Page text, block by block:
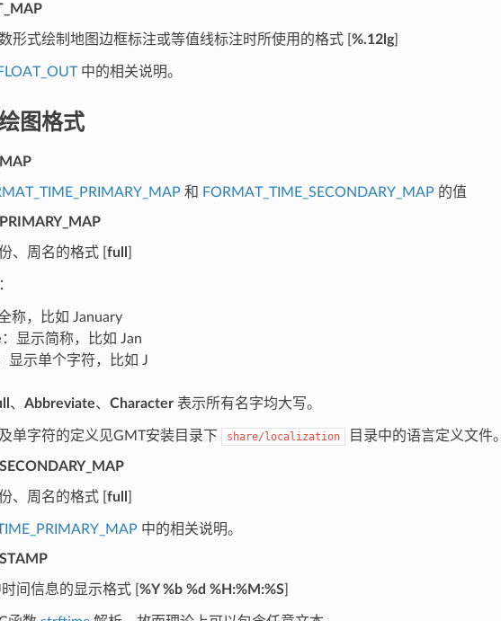
形式绘制地图边框标注或等值线标注时所使用的格式 [ %.12lg]
中的相关说明。
图格式
和 FORMAT_TIME_SECONDARY_MAP 的值
、周名的格式 [ full
称，比如 January
：显示简称，比如 Jan
显示单个字符，比如 J
、 Abbreviate、 Character表示所有名字均大写。
单字符的定义见GMT安装目录下 share/localization 目录中的语言定义文件。
、周名的格式 [ full
中的相关说明。
间信息的显示格式 [ %Y %b %d %H:%M:%S]